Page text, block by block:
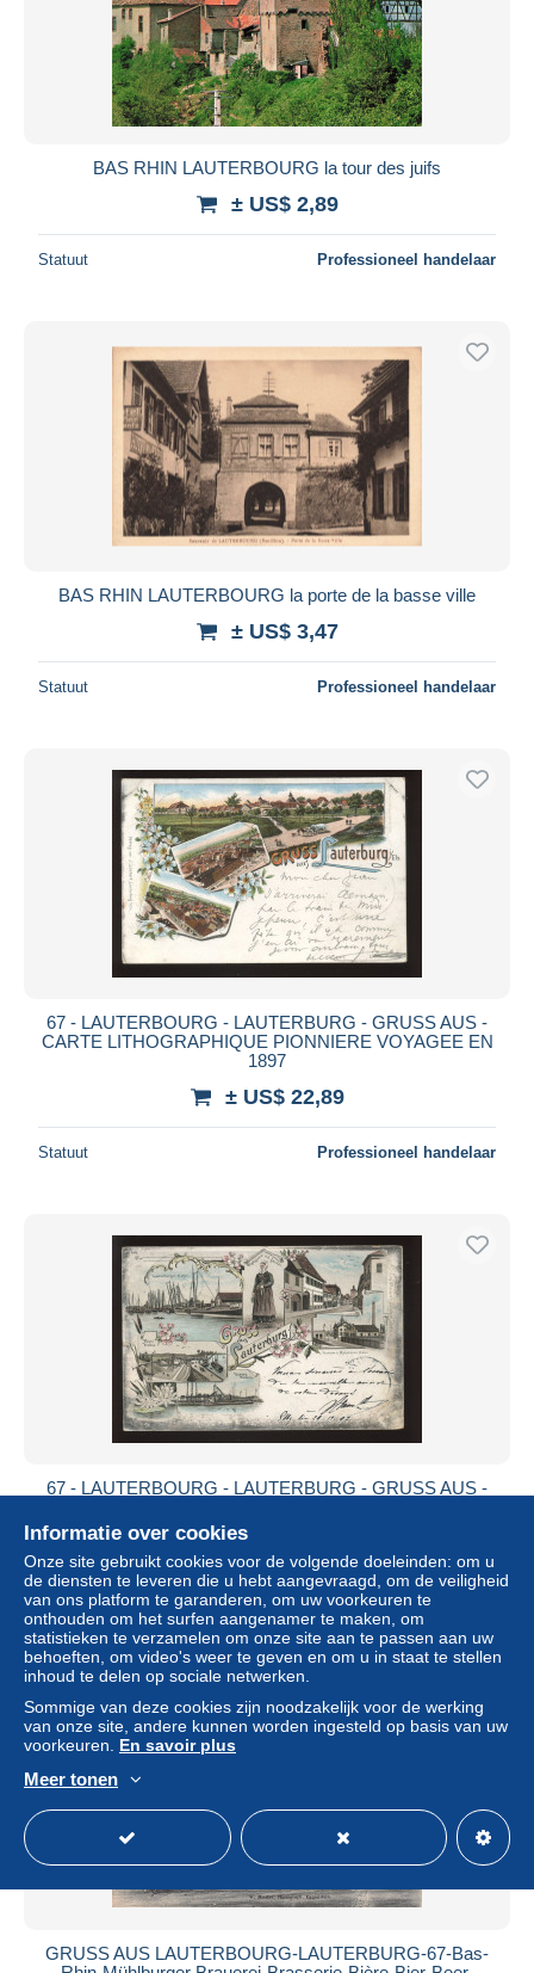
BAS RHIN LAUTERBOURG la tour des juifs
± US$ 2,89
Statuut Professioneel handelaar
BAS RHIN LAUTERBOURG la porte de la basse ville
± US$ 3,47
Statuut Professioneel handelaar
67 - LAUTERBOURG - LAUTERBURG - GRUSS AUS -
CARTE LITHOGRAPHIQUE PIONNIERE VOYAGEE EN
1897
± US$ 22,89
Statuut Professioneel handelaar
67 - LAUTERBOURG - LAUTERBURG - GRUSS AUS -
± US$ 28,67
Statuut Professioneel handelaar
GRUSS AUS LAUTERBOURG-LAUTERBURG-67-Bas-
Informatie over cookies
Onze site gebruikt cookies voor de volgende doeleinden: om u
de diensten te leveren die u hebt aangevraagd, om de veiligheid
van ons platform te garanderen, om uw voorkeuren te
onthouden om het surfen aangenamer te maken, om
statistieken te verzamelen om onze site aan te passen aan uw
behoeften, om video's weer te geven en om u in staat te stellen
inhoud te delen op sociale netwerken.
Sommige van deze cookies zijn noodzakelijk voor de werking
van onze site, andere kunnen worden ingesteld op basis van uw
voorkeuren. En savoir plus
Meer tonen